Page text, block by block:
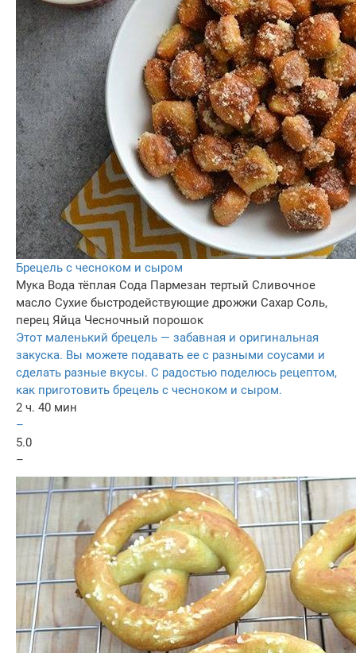
Брецель с чесноком и сыром
Мука Вода тёплая Сода Пармезан тертый Сливочное
масло Сухие быстродействующие дрожжи Сахар Соль,
перец Яйца Чесночный порошок
Этот маленький брецель — забавная и оригинальная
закуска. Вы можете подавать ее с разными соусами и
сделать разные вкусы. С радостью поделюсь рецептом,
как приготовить брецель с чесноком и сыром.
2 ч. 40 мин
–
5.0
–